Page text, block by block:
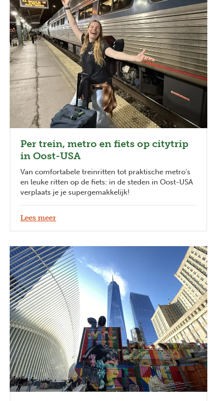
Per trein, metro en fiets op citytrip
in Oost-USA
Van comfortabele treinritten tot praktische metro's
en leuke ritten op de fiets: in de steden in Oost-USA
verplaats je je supergemakkelijk!
Lees meer